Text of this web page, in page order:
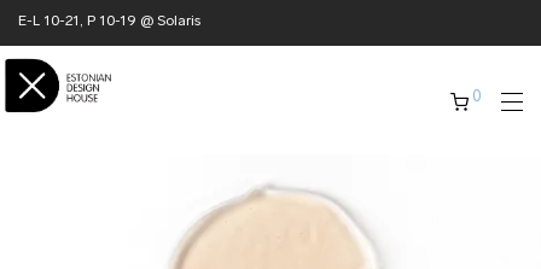
E-L 10-21, P 10-19 @ Solaris
0